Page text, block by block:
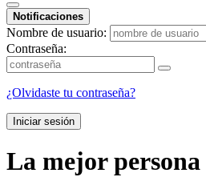
Notificaciones
Nombre de usuario:
Contraseña:
¿Olvidaste tu contraseña?
Iniciar sesión
La mejor persona